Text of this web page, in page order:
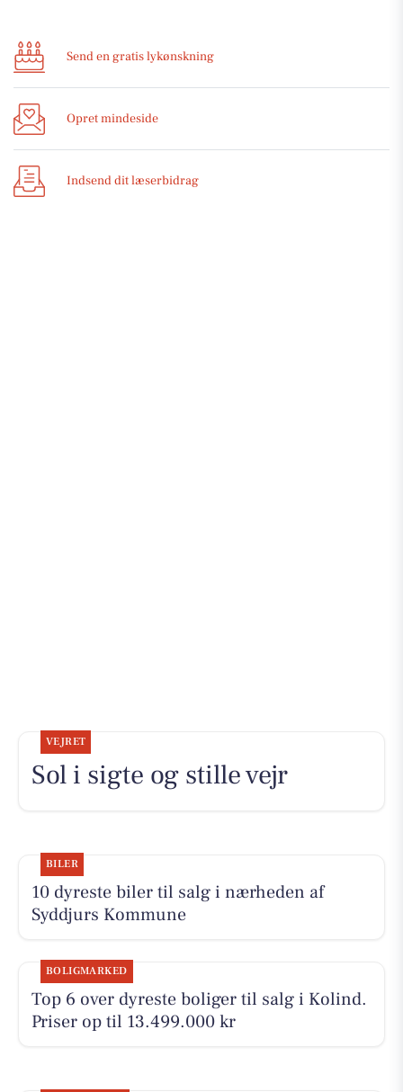
Send en gratis lykønskning
Opret mindeside
Indsend dit læserbidrag
VEJRET
Sol i sigte og stille vejr
BILER
10 dyreste biler til salg i nærheden af
Syddjurs Kommune
BOLIGMARKED
Top 6 over dyreste boliger til salg i Kolind.
Priser op til 13.499.000 kr